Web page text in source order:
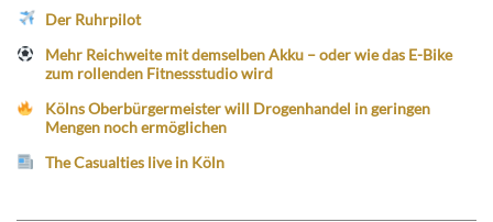
Der Ruhrpilot
Mehr Reichweite mit demselben Akku – oder wie das E-Bike
zum rollenden Fitnessstudio wird
Kölns Oberbürgermeister will Drogenhandel in geringen
Mengen noch ermöglichen
The Casualties live in Köln